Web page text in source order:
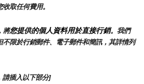
取任何費用。
將您提供的個人資料用於直接行銷。我們
限於行銷郵件、電子郵件和簡訊，其詳情列
請插入以下部分]